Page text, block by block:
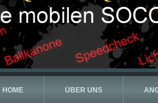
HOME ÜBER UNS